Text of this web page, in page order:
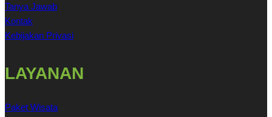
Tanya Jawab
Kontak
Kebijakan Privasi
LAYANAN
Paket Wisata